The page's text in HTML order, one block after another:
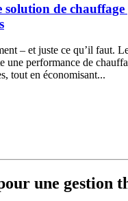
solution de
– et juste ce qu’il faut.
une performance de
tout en économisant...
une gestion